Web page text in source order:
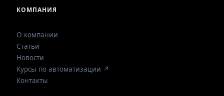
КОМПАНИЯ
О компании
Статьи
Новости
Курсы по автоматизации ↗
Контакты